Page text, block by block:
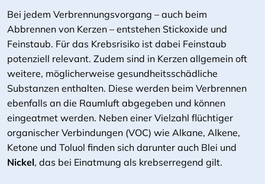
Bei jedem Verbrennungsvorgang – auch beim
Abbrennen von Kerzen – entstehen Stickoxide und
Feinstaub. Für das Krebsrisiko ist dabei Feinstaub
potenziell relevant. Zudem sind in Kerzen allgemein oft
weitere, möglicherweise gesundheitsschädliche
Substanzen enthalten. Diese werden beim Verbrennen
ebenfalls an die Raumluft abgegeben und können
eingeatmet werden. Neben einer Vielzahl flüchtiger
organischer Verbindungen (VOC) wie Alkane, Alkene,
Ketone und Toluol finden sich darunter auch Blei und
Nickel, das bei Einatmung als krebserregend gilt.